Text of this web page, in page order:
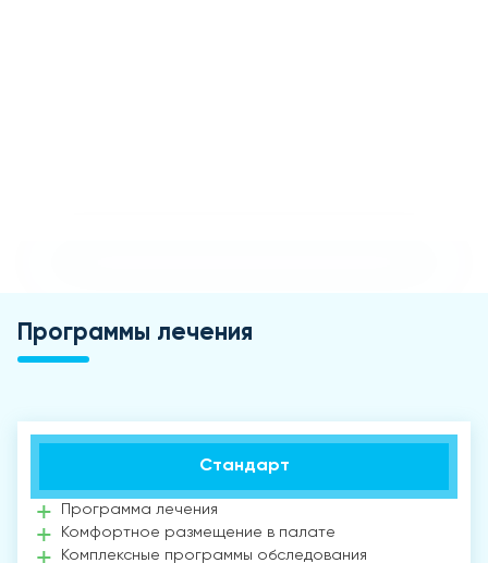
Программы лечения
Стандарт
Программа лечения
Комфортное размещение в палате
Комплексные программы обследования